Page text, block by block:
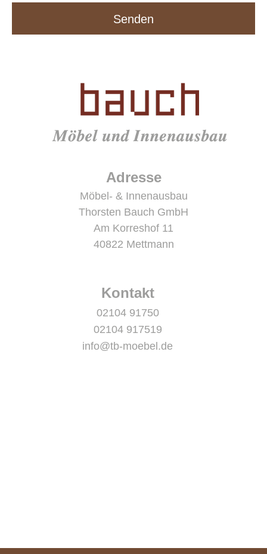
Senden
Adresse
Möbel- & Innenausbau
Thorsten Bauch GmbH
Am Korreshof 11
40822 Mettmann
Kontakt
02104 91750
02104 917519
info@tb-moebel.de